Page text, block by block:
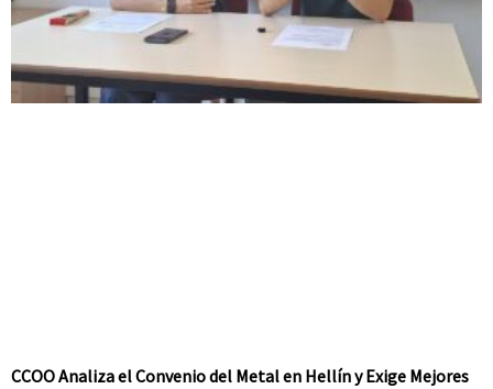
CCOO Analiza el Convenio del Metal en Hellín y Exige Mejores